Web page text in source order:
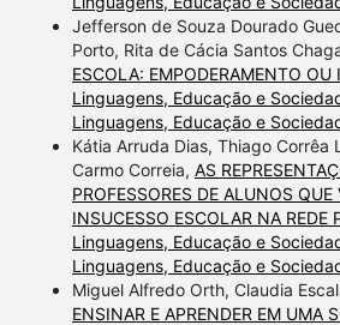
Jefferson de Souza Dourado
Porto, Rita de Cácia Santos
ESCOLA: EMPODERAMENTO OU
Linguagens, Educação e
Linguagens, Educação e
Kátia Arruda Dias, Thiago Corrêa
Carmo Correia, AS
PROFESSORES DE ALUNOS
INSUCESSO ESCOLAR NA REDE
Linguagens, Educação e
Linguagens, Educação e
Miguel Alfredo Orth, Claudia
ENSINAR E APRENDER EM UMA